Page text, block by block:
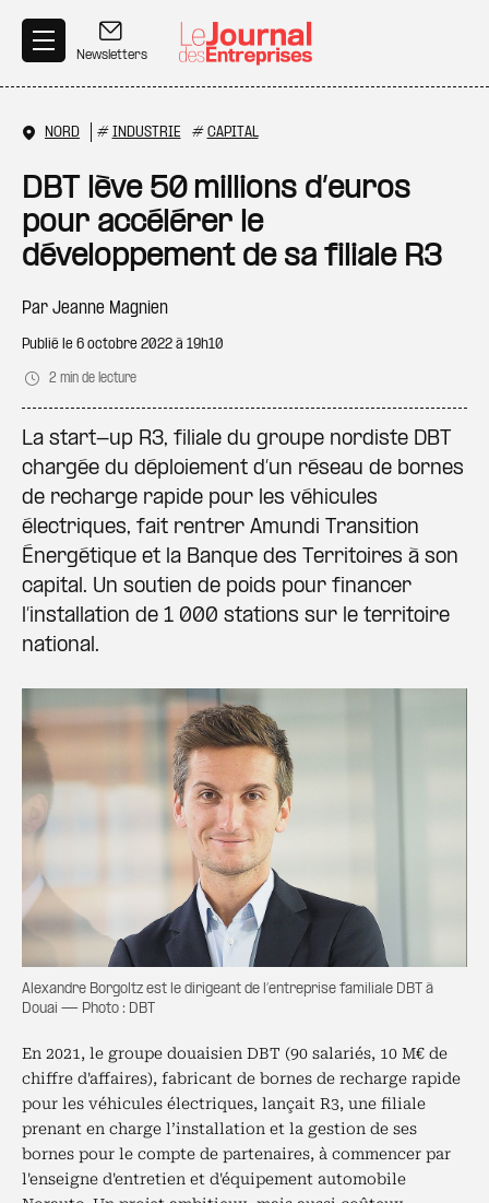
Newsletters
NORD # INDUSTRIE # CAPITAL
DBT lève 50 millions d’euros
pour accélérer le
développement de sa filiale R3
Par Jeanne Magnien
Publié le 6 octobre 2022 à 19h10
2 min de lecture
La start-up R3, filiale du groupe nordiste DBT
chargée du déploiement d’un réseau de bornes
de recharge rapide pour les véhicules
électriques, fait rentrer Amundi Transition
Énergétique et la Banque des Territoires à son
capital. Un soutien de poids pour financer
l’installation de 1 000 stations sur le territoire
national.
Alexandre Borgoltz est le dirigeant de l’entreprise familiale DBT à
Douai — Photo : DBT
En 2021, le groupe douaisien DBT (90 salariés, 10 M€ de
chiffre d'affaires), fabricant de bornes de recharge rapide
pour les véhicules électriques, lançait R3, une filiale
prenant en charge l’installation et la gestion de ses
bornes pour le compte de partenaires, à commencer par
l'enseigne d'entretien et d'équipement automobile